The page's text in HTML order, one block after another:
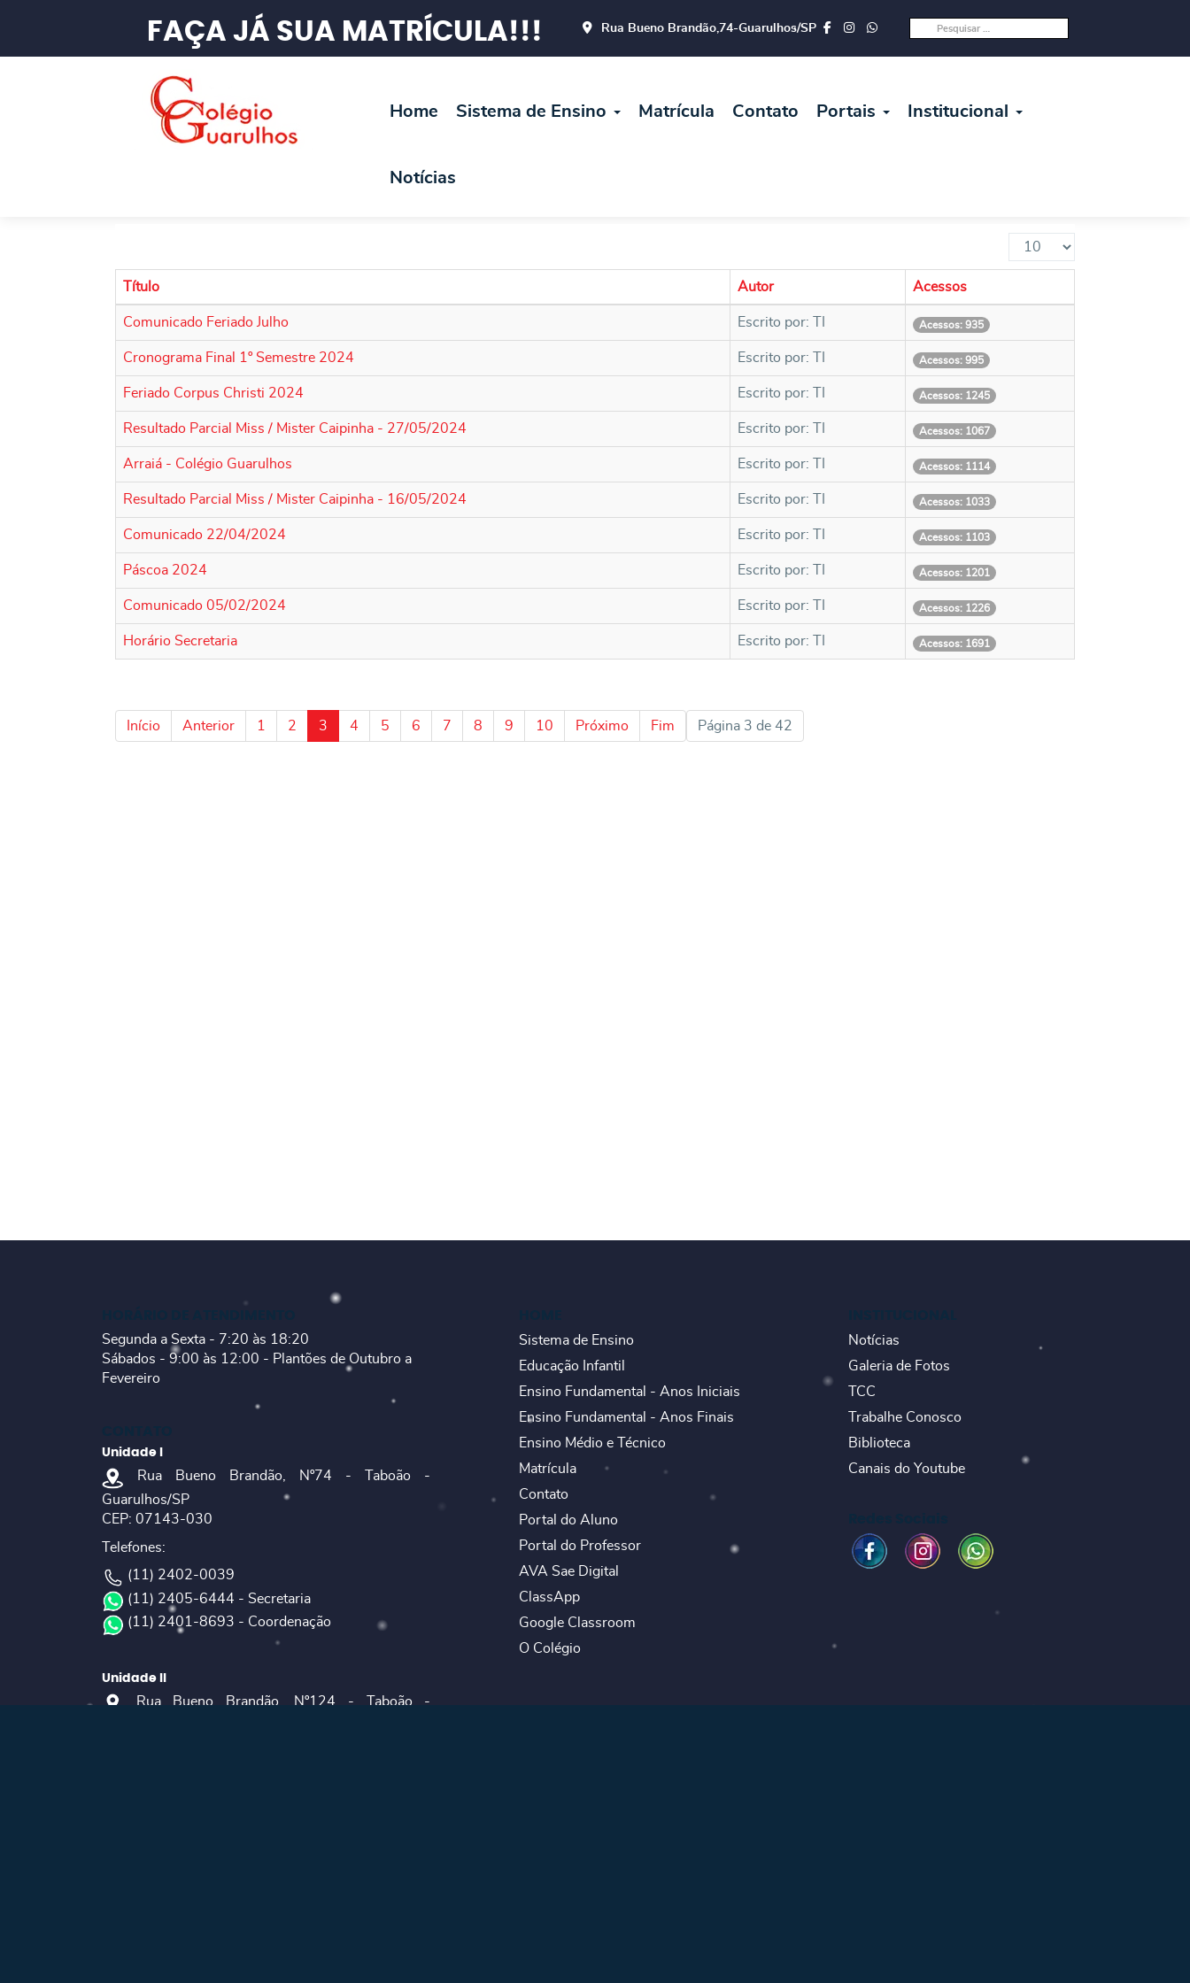
FAÇA JÁ SUA MATRÍCULA!!! Rua Bueno Brandão,74-Guarulhos/SP
Home Sistema de Ensino Matrícula Contato Portais Institucional
Notícias
Mostrar
#
Título
Autor Acessos
Comunicado Feriado Julho Escrito por: TI Acessos: 935
Cronograma Final 1º Semestre 2024 Escrito por: TI Acessos: 995
Feriado Corpus Christi 2024 Escrito por: TI Acessos: 1245
Resultado Parcial Miss / Mister Caipinha - 27/05/2024 Escrito por: TI Acessos: 1067
Arraiá - Colégio Guarulhos Escrito por: TI Acessos: 1114
Resultado Parcial Miss / Mister Caipinha - 16/05/2024 Escrito por: TI Acessos: 1033
Comunicado 22/04/2024 Escrito por: TI Acessos: 1103
Páscoa 2024 Escrito por: TI Acessos: 1201
Comunicado 05/02/2024 Escrito por: TI Acessos: 1226
Horário Secretaria Escrito por: TI Acessos: 1691
Página 3 de 42
Início Anterior 1 2 3 4 5 6 7 8 9 10 Próximo Fim
Segunda a Sexta - 7:20 às 18:20
Sábados - 9:00 às 12:00 - Plantões de Outubro a
Fevereiro
Unidade I
Rua Bueno Brandão, Nº74 - Taboão -
Guarulhos/SP
CEP: 07143-030
Telefones:
(11) 2402-0039
(11) 2405-6444 - Secretaria
(11) 2401-8693 - Coordenação
Unidade II
Rua Bueno Brandão, Nº124 - Taboão -
Sistema de Ensino
Educação Infantil
Ensino Fundamental - Anos Iniciais
Ensino Fundamental - Anos Finais
Ensino Médio e Técnico
Matrícula
Contato
Portal do Aluno
Portal do Professor
AVA Sae Digital
ClassApp
Google Classroom
O Colégio
Notícias
Galeria de Fotos
TCC
Trabalhe Conosco
Biblioteca
Canais do Youtube